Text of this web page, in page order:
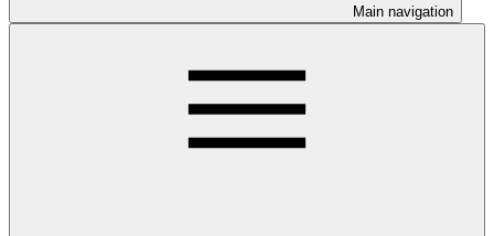
Main navigation